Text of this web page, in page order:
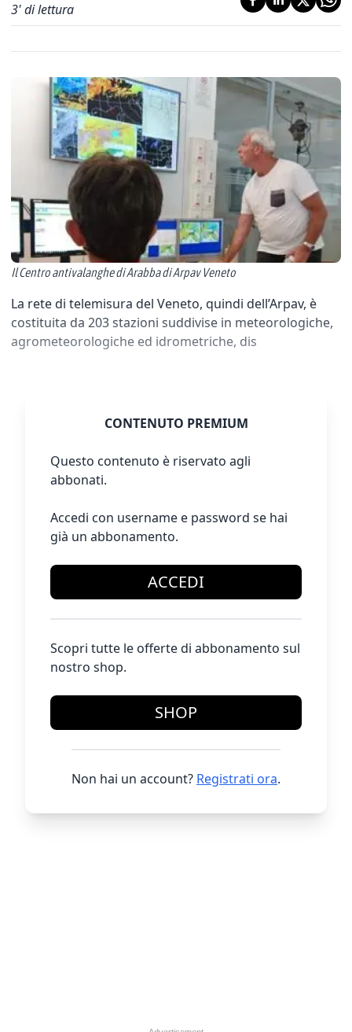
3' di lettura
Il Centro antivalanghe di Arabba di Arpav Veneto
La rete di telemisura del Veneto, quindi dell’Arpav, è
costituita da 203 stazioni suddivise in meteorologiche,
agrometeorologiche ed idrometriche, dis
CONTENUTO PREMIUM
Questo contenuto è riservato agli
abbonati.
Accedi con username e password se hai
già un abbonamento.
ACCEDI
Scopri tutte le offerte di abbonamento sul
nostro shop.
SHOP
Non hai un account? Registrati ora.